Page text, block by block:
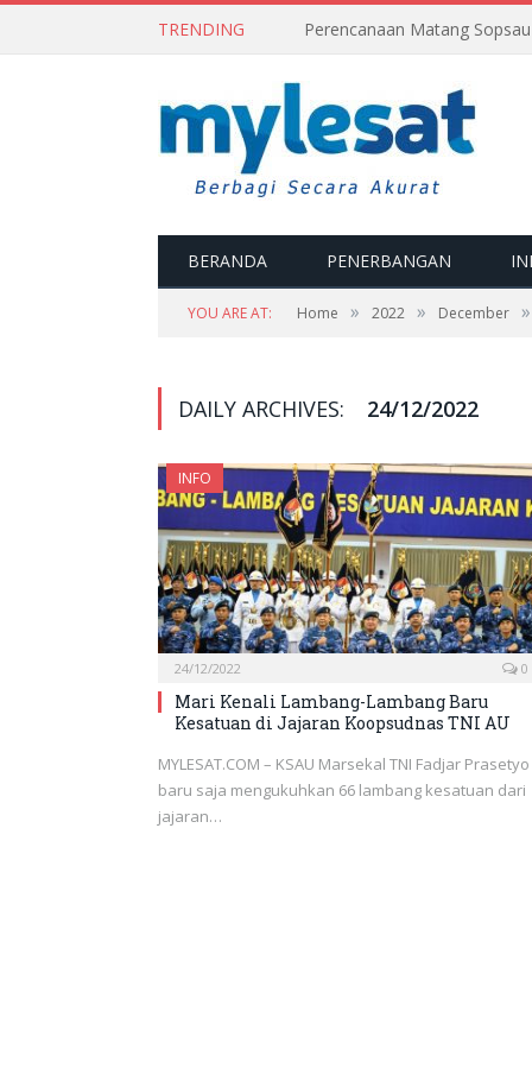
TRENDING
BERANDA PENERBANGAN
YOU ARE AT: Home » 2022 » December »
DAILY ARCHIVES: 24/12/2022
INFO
24/12/2022 0
Mari Kenali Lambang-Lambang Baru
Kesatuan di Jajaran Koopsudnas TNI AU
MYLESAT.COM – KSAU Marsekal TNI Fadjar Prasetyo
baru saja mengukuhkan 66 lambang kesatuan dari
jajaran…